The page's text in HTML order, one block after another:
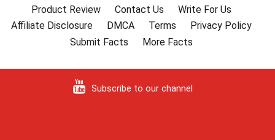
Product Review
Contact Us
Write For Us
Affiliate Disclosure
DMCA Terms
Privacy Policy
Submit Facts
More Facts
Subscribe to our channel